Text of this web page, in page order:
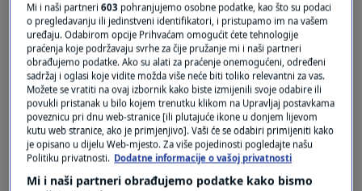
Oglas
Mi i naši partneri603 pohranjujemo osobne podatke, kao što su podaci
o pregledavanju ili jedinstveni identifikatori, i pristupamo im na vašem
uređaju. Odabirom opcije Prihvaćam omogućit ćete tehnologije
praćenja koje podržavaju svrhe za čije pružanje mi i naši partneri
obrađujemo podatke. Ako su alati za praćenje onemogućeni, određeni
sadržaj i oglasi koje vidite možda više neće biti toliko relevantni za vas.
Možete se vratiti na ovaj izbornik kako biste izmijenili svoje odabire ili
povukli pristanak u bilo kojem trenutku klikom na Upravljaj postavkama
poveznicu pri dnu web-stranice [ili plutajuće ikone u donjem lijevom
kutu web stranice, ako je primjenjivo]. Vaši će se odabiri primijeniti kako
je opisano u dijelu Web-mjesto. Za više pojedinosti pogledajte našu
Politiku privatnosti. Dodatne informacije o vašoj privatnosti
Mi i naši partneri obrađujemo podatke kako bismo